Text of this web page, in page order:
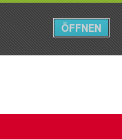
Menü
ÖFFNEN